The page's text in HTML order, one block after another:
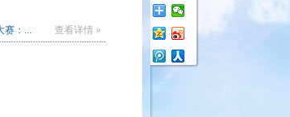
查看详情 »
赛：...